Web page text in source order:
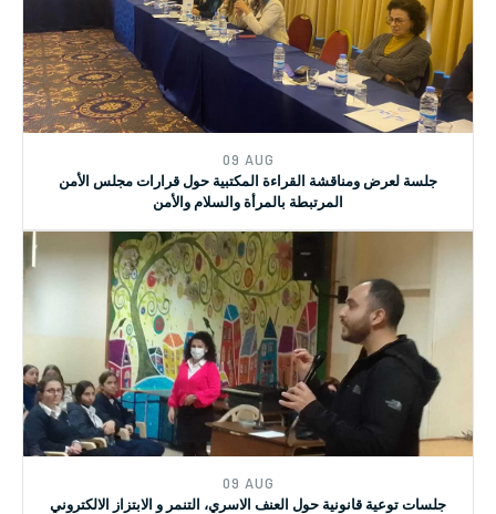
09 AUG
جلسة لعرض ومناقشة القراءة المكتبية حول قرارات مجلس الأمن
المرتبطة بالمرأة والسلام والأمن
09 AUG
جلسات توعية قانونية حول العنف الاسري، التنمر و الابتزاز الالكتروني